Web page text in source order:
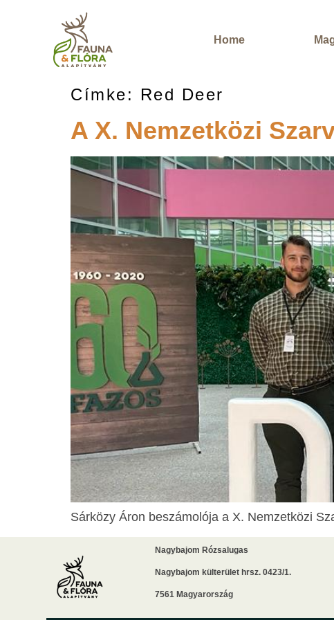
Home
Címke: Red Deer
A X. Nemzetközi
Sárközy Áron beszámolója a X. Nemzetközi
Nagybajom Rózsalugas
Nagybajom külterület hrsz. 0423/1.
7561 Magyarország